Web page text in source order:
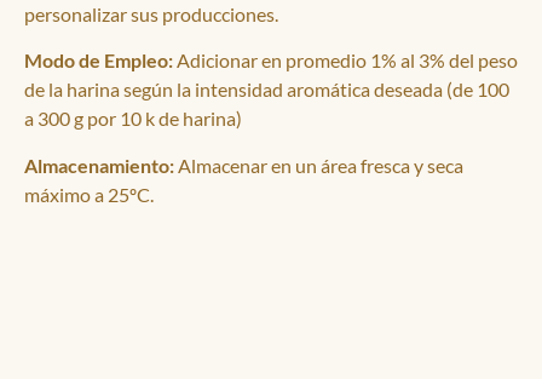
personalizar sus producciones.
Modo de Empleo:Adicionar en promedio 1% al 3% del peso
de la harina según la intensidad aromática deseada (de 100
a 300 g por 10 k de harina)
Almacenamiento: Almacenar en un área fresca y seca
máximo a 25ºC.